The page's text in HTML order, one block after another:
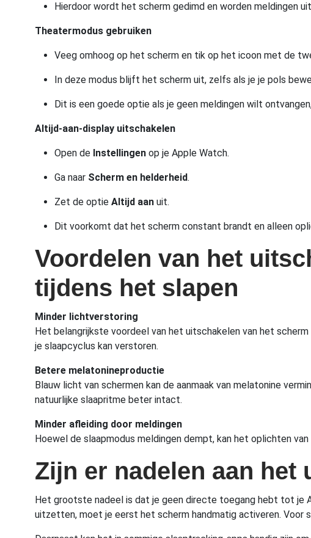
Hierdoor wordt het scherm gedimd en worden meldingen
Theatermodus gebruiken
Veeg omhoog op het scherm en tik op het icoon met de
In deze modus blijft het scherm uit, zelfs als je je pols
Dit is een goede optie als je geen meldingen wilt
Altijd-aan-display uitschakelen
Open de Instellingen op je Apple Watch.
Ga naar Scherm en helderheid.
Zet de optie Altijd aan uit.
Dit voorkomt dat het scherm constant brandt en alleen
Voordelen van het
tijdens het slapen
Minder lichtverstoring
Het belangrijkste voordeel van het uitschakelen van het
je slaapcyclus kan verstoren.
Betere melatonineproductie
Blauw licht van schermen kan de aanmaak van melatonine
natuurlijke slaapritme beter intact.
Minder afleiding door meldingen
Hoewel de slaapmodus meldingen dempt, kan het oplichten
Zijn er nadelen aan het
Het grootste nadeel is dat je geen directe toegang hebt tot je
uitzetten, moet je eerst het scherm handmatig activeren. Voor